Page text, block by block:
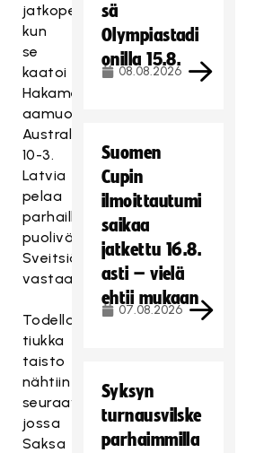
jatkopeleihin,
kun
se
kaatoi
Hakametsän
aamuottelussa
Australian
10-3.
Latvia
pelaa
parhaillaan
puolivälieräänsä
Sveitsiä
vastaan.
Todella
tiukka
taisto
nähtiin
seuraavaksi,
jossa
Saksa
sä
Olympiastadi
onilla 15.8.
08.08.2026
Suomen
Cupin
ilmoittautumi
saikaa
jatkettu 16.8.
asti – vielä
ehtii mukaan
07.08.2026
Syksyn
turnausvilske
parhaimmilla